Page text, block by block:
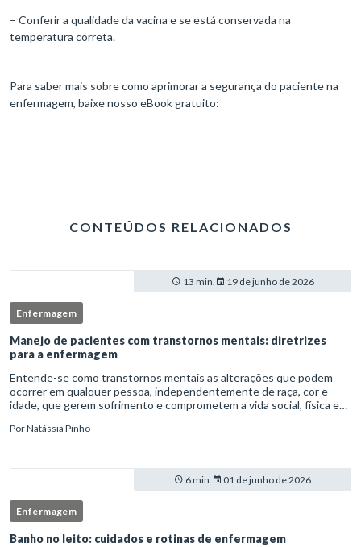
– Conferir a qualidade da vacina e se está conservada na
temperatura correta.
Para saber mais sobre como aprimorar a segurança do paciente na
enfermagem, baixe nosso eBook gratuito:
CONTEÚDOS RELACIONADOS
13 min. 19 de junho de 2026
Enfermagem
Manejo de pacientes com transtornos mentais: diretrizes
para a enfermagem
Entende-se como transtornos mentais as alterações que podem
ocorrer em qualquer pessoa, independentemente de raça, cor e
idade, que gerem sofrimento e comprometem a vida social, física e
PorNatássia Pinho
6 min. 01 de junho de 2026
Enfermagem
Banho no leito: cuidados e rotinas de enfermagem